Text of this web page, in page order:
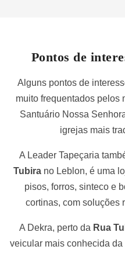
Pontos de
Alguns pontos de
muito frequentados pelos
Santuário Nossa
igrejas mais
A Leader Tapeçaria
Tubirano Leblon, é uma
pisos, forros, sinteco e
cortinas, com soluções
A Dekra, perto da Rua
veicular mais conhecida